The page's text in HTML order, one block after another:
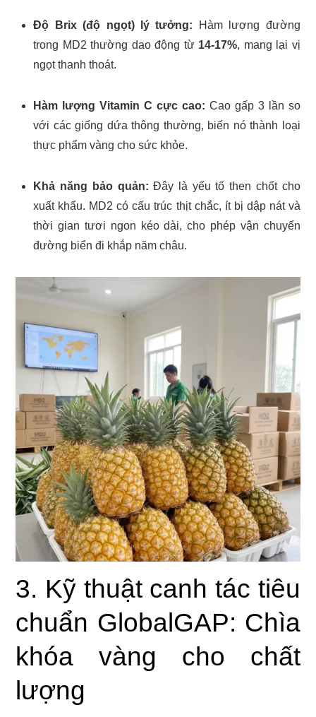
Độ Brix (độ ngọt) lý tưởng: Hàm lượng đường
trong MD2 thường dao động từ 14-17%, mang lại vị
ngọt thanh thoát.
Hàm lượng Vitamin C cực cao: Cao gấp 3 lần so
với các giống dứa thông thường, biến nó thành loại
thực phẩm vàng cho sức khỏe.
Khả năng bảo quản: Đây là yếu tố then chốt cho
xuất khẩu. MD2 có cấu trúc thịt chắc, ít bị dập nát và
thời gian tươi ngon kéo dài, cho phép vận chuyển
đường biển đi khắp năm châu.
3. Kỹ thuật canh tác tiêu
chuẩn GlobalGAP: Chìa
khóa vàng cho chất
lượng